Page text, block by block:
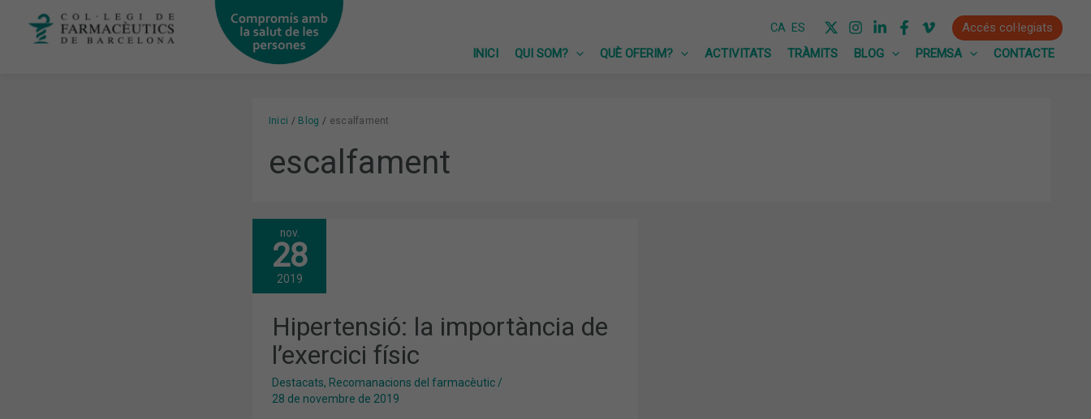
CA ES
Accés col·legiats
INICI
QUI SOM? QUÈ OFERIM? ACTIVITATS TRÀMITS BLOG PREMSA CONTACTE
Inici Blog escalfament
escalfament
nov.
28
2019
Hipertensió: la importància de
l’exercici físic
Destacats, Recomanacions del farmacèutic/
28 de novembre de 2019
HIPERTENSIÓ:
LA
IMPORTÀNCIA
DE
L’EXERCICI